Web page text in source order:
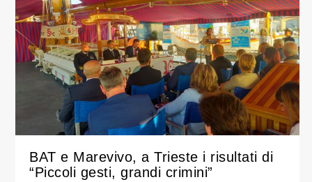
BAT e Marevivo, a Trieste i risultati di
“Piccoli gesti, grandi crimini”